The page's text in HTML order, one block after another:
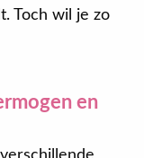
Toch wil je zo
en